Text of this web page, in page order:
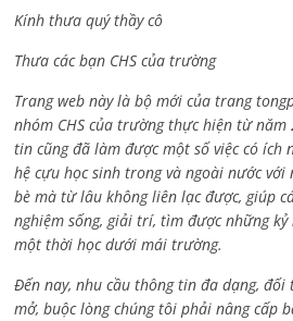
Kính thưa quý thầy cô
Thưa các bạn CHS của trường
Trang web này là bộ mới của trang
nhóm CHS của trường thực hiện từ
tin cũng đã làm được một số việc có ích
hệ cựu học sinh trong và ngoài nước
bè mà từ lâu không liên lạc được, giúp
nghiệm sống, giải trí, tìm được những
một thời học dưới mái trường.
Đến nay, nhu cầu thông tin đa dạng,
mở, buộc lòng chúng tôi phải nâng cấp